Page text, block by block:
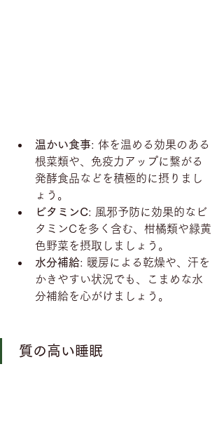
温かい食事: 体を温める効果のある
根菜類や、免疫力アップに繋がる
発酵食品などを積極的に摂りまし
ょう。
ビタミンC: 風邪予防に効果的なビ
タミンCを多く含む、柑橘類や緑黄
色野菜を摂取しましょう。
水分補給: 暖房による乾燥や、汗を
かきやすい状況でも、こまめな水
分補給を心がけましょう。
質の高い睡眠